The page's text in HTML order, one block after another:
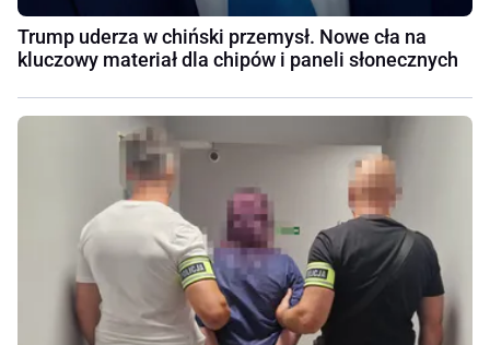
Trump uderza w chiński przemysł. Nowe cła na
kluczowy materiał dla chipów i paneli słonecznych